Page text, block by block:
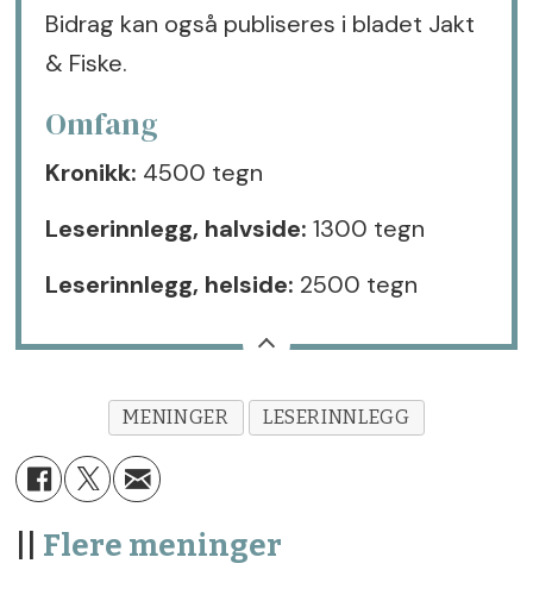
Bidrag kan også publiseres i bladet Jakt
& Fiske.
Omfang
Kronikk: 4500 tegn
Leserinnlegg, halvside:1300 tegn
Leserinnlegg, helside: 2500 tegn
MENINGER LESERINNLEGG
Flere meninger